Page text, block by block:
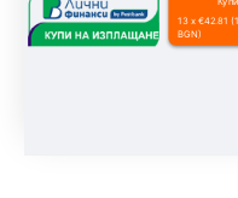
13 x €42.81
BGN)